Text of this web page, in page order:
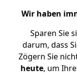
Wir haben
Sparen Sie
darum, dass
Zögern Sie
heute, um